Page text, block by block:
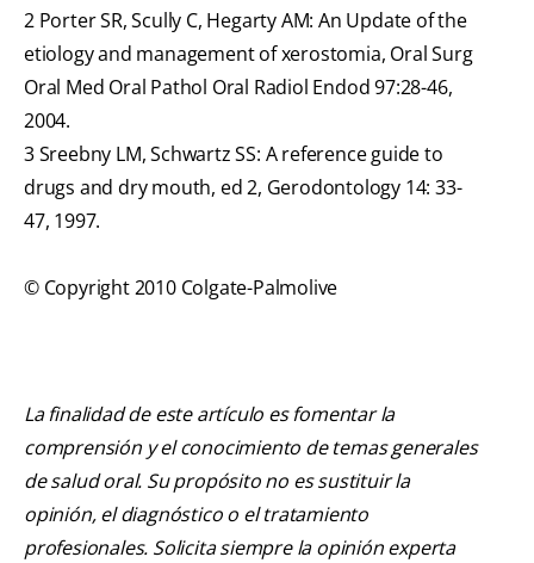
2 Porter SR, Scully C, Hegarty AM: An Update of the
etiology and management of xerostomia, Oral Surg
Oral Med Oral Pathol Oral Radiol Endod 97:28-46,
2004.
3 Sreebny LM, Schwartz SS: A reference guide to
drugs and dry mouth, ed 2, Gerodontology 14: 33-
47, 1997.
© Copyright 2010 Colgate-Palmolive
La finalidad de este artículo es fomentar la
comprensión y el conocimiento de temas generales
de salud oral. Su propósito no es sustituir la
opinión, el diagnóstico o el tratamiento
profesionales. Solicita siempre la opinión experta